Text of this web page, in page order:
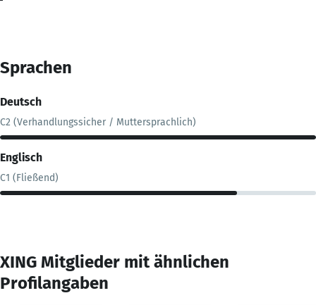
Sprachen
Deutsch
C2 (Verhandlungssicher / Muttersprachlich)
Englisch
C1 (Fließend)
XING Mitglieder mit ähnlichen
Profilangaben